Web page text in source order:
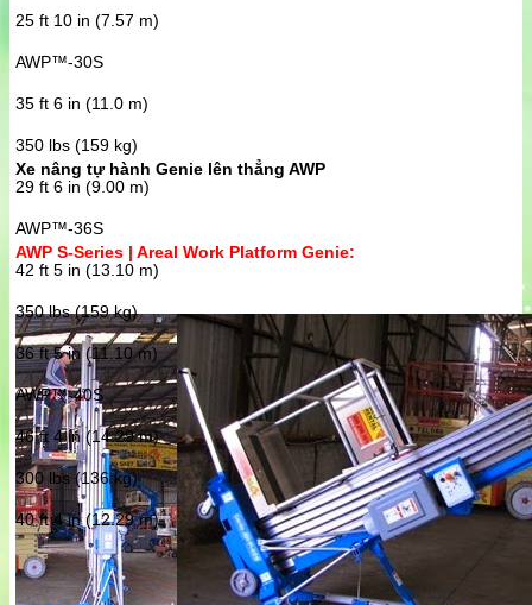
25 ft 10 in (7.57 m)
AWP™-30S
35 ft 6 in (11.0 m)
350 lbs (159 kg)
29 ft 6 in (9.00 m)
AWP™-36S
42 ft 5 in (13.10 m)
350 lbs (159 kg)
36 ft 5 in (11.10 m)
AWP™-40S
46 ft 4 in (14.29 m)
300 lbs (136 kg)
40 ft 4 in (12.29 m)
Xe nâng tự hành Genie lên thẳng AWP
AWP S-Series | Areal Work Platform Genie: